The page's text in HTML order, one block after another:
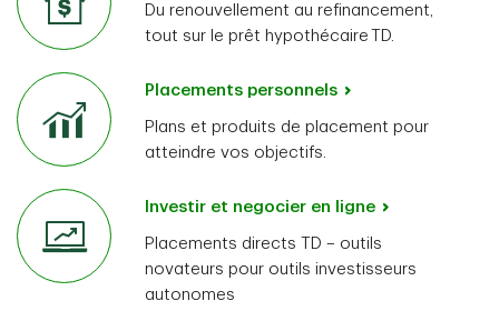
Du renouvellement au refinancement,
tout sur le prêt hypothécaire TD.
Placements personnels
Plans et produits de placement pour
atteindre vos objectifs.
Investir et negocier en ligne
Placements directs TD – outils
novateurs pour outils investisseurs
autonomes